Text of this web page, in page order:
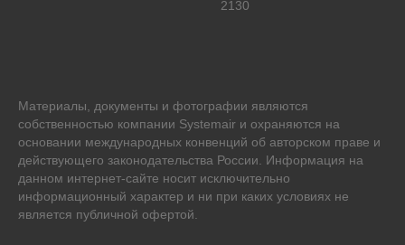
2130
Материалы, документы и фотографии являются
собственностью компании Systemair и охраняются на
основании международных конвенций об авторском праве и
действующего законодательства России. Информация на
данном интернет-сайте носит исключительно
информационный характер и ни при каких условиях не
является публичной офертой.